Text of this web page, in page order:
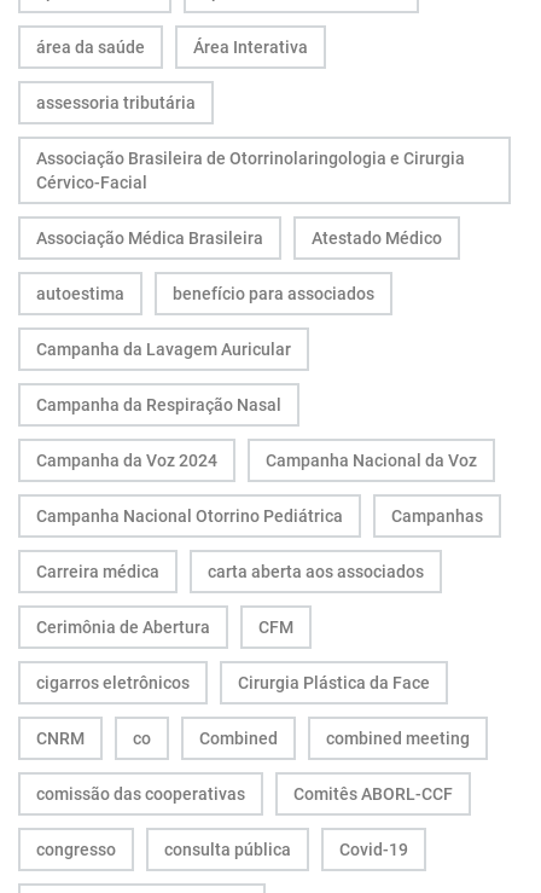
área da saúde Área Interativa
assessoria tributária
Associação Brasileira de Otorrinolaringologia e Cirurgia
Cérvico-Facial
Associação Médica Brasileira Atestado Médico
autoestima benefício para associados
Campanha da Lavagem Auricular
Campanha da Respiração Nasal
Campanha da Voz 2024 Campanha Nacional da Voz
Campanha Nacional Otorrino Pediátrica Campanhas
Carreira médica carta aberta aos associados
Cerimônia de Abertura CFM
cigarros eletrônicos Cirurgia Plástica da Face
CNRM co Combined combined meeting
comissão das cooperativas Comitês ABORL-CCF
congresso consulta pública Covid-19